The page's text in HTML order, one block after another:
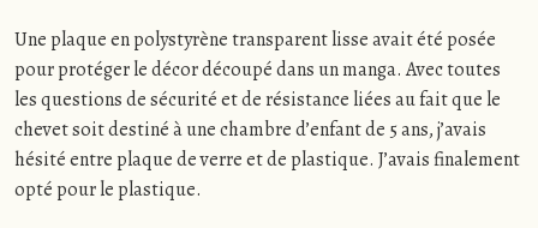
Une plaque en polystyrène transparent lisse avait été posée
pour protéger le décor découpé dans un manga. Avec toutes
les questions de sécurité et de résistance liées au fait que le
chevet soit destiné à une chambre d’enfant de 5 ans, j’avais
hésité entre plaque de verre et de plastique. J’avais finalement
opté pour le plastique.